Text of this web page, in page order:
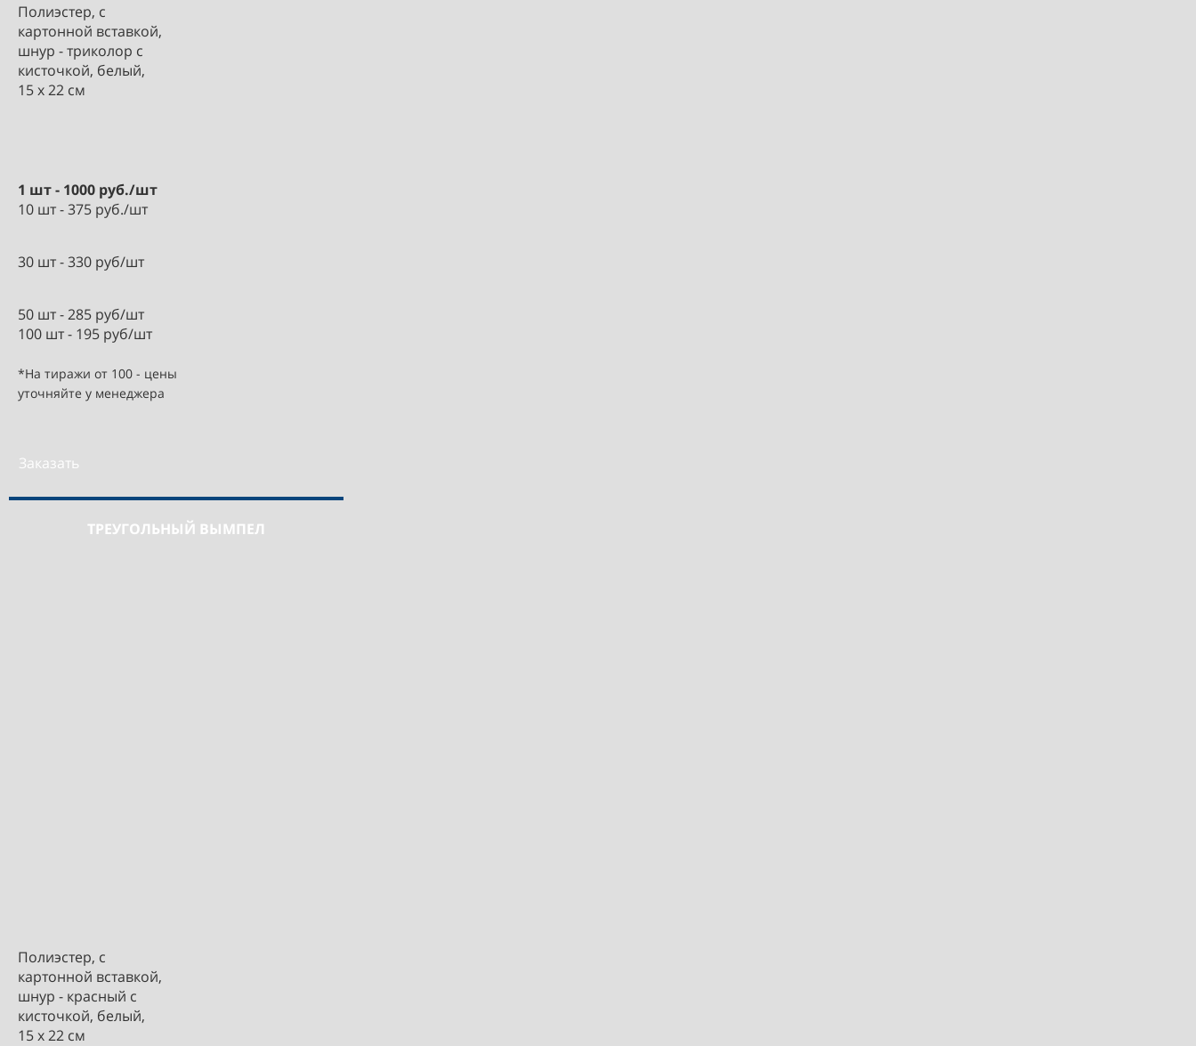
Полиэстер, с
картонной вставкой,
шнур - триколор с
кисточкой, белый,
15 х 22 см
1 шт - 1000 руб./шт
10 шт - 375 руб./шт
30 шт - 330 руб/шт
50 шт - 285 руб/шт
100 шт - 195 руб/шт
*На тиражи от 100 - цены
уточняйте у менеджера
Заказать
ТРЕУГОЛЬНЫЙ ВЫМПЕЛ
Полиэстер, с
картонной вставкой,
шнур - красный с
кисточкой, белый,
15 х 22 см